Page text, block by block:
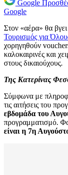
Google
Google
Στον «αέρα» θα
Τουρισμός για
χορηγηθούν
καλοκαιρινές και
στους δικαιούχους.
Της Κατερίνας
Σύμφωνα με
τις αιτήσεις του
εβδομάδα του
προγραμματισμό.
είναι η 7η